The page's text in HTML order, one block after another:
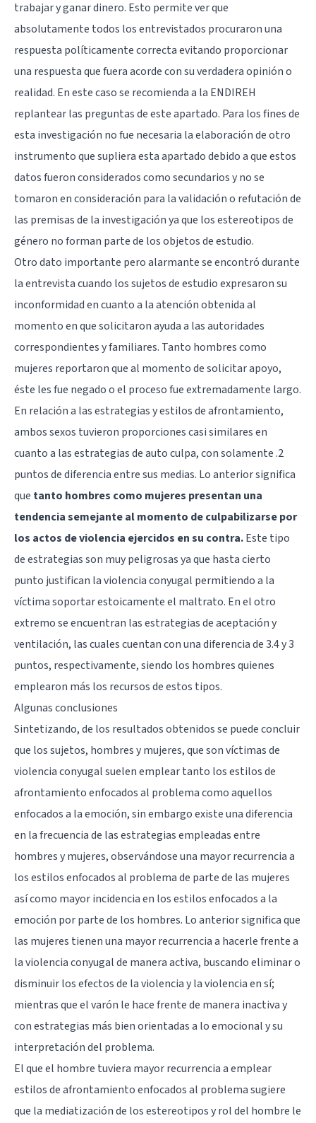
trabajar y ganar dinero. Esto permite ver que
absolutamente todos los entrevistados procuraron una
respuesta políticamente correcta evitando proporcionar
una respuesta que fuera acorde con su verdadera opinión o
realidad. En este caso se recomienda a la ENDIREH
replantear las preguntas de este apartado. Para los fines de
esta investigación no fue necesaria la elaboración de otro
instrumento que supliera esta apartado debido a que estos
datos fueron considerados como secundarios y no se
tomaron en consideración para la validación o refutación de
las premisas de la investigación ya que los estereotipos de
género no forman parte de los objetos de estudio.
Otro dato importante pero alarmante se encontró durante
la entrevista cuando los sujetos de estudio expresaron su
inconformidad en cuanto a la atención obtenida al
momento en que solicitaron ayuda a las autoridades
correspondientes y familiares. Tanto hombres como
mujeres reportaron que al momento de solicitar apoyo,
éste les fue negado o el proceso fue extremadamente largo.
En relación a las estrategias y estilos de afrontamiento,
ambos sexos tuvieron proporciones casi similares en
cuanto a las estrategias de auto culpa, con solamente .2
puntos de diferencia entre sus medias. Lo anterior significa
que tanto hombres como mujeres presentan una
tendencia semejante al momento de culpabilizarse por
los actos de violencia ejercidos en su contra.Este tipo
de estrategias son muy peligrosas ya que hasta cierto
punto justifican la violencia conyugal permitiendo a la
víctima soportar estoicamente el maltrato. En el otro
extremo se encuentran las estrategias de aceptación y
ventilación, las cuales cuentan con una diferencia de 3.4 y 3
puntos, respectivamente, siendo los hombres quienes
emplearon más los recursos de estos tipos.
Algunas conclusiones
Sintetizando, de los resultados obtenidos se puede concluir
que los sujetos, hombres y mujeres, que son víctimas de
violencia conyugal suelen emplear tanto los estilos de
afrontamiento enfocados al problema como aquellos
enfocados a la emoción, sin embargo existe una diferencia
en la frecuencia de las estrategias empleadas entre
hombres y mujeres, observándose una mayor recurrencia a
los estilos enfocados al problema de parte de las mujeres
así como mayor incidencia en los estilos enfocados a la
emoción por parte de los hombres. Lo anterior significa que
las mujeres tienen una mayor recurrencia a hacerle frente a
la violencia conyugal de manera activa, buscando eliminar o
disminuir los efectos de la violencia y la violencia en sí;
mientras que el varón le hace frente de manera inactiva y
con estrategias más bien orientadas a lo emocional y su
interpretación del problema.
El que el hombre tuviera mayor recurrencia a emplear
estilos de afrontamiento enfocados al problema sugiere
que la mediatización de los estereotipos y rol del hombre le